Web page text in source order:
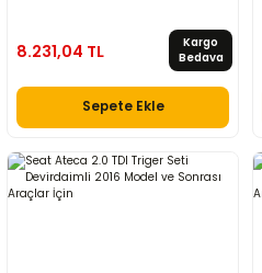
8.231,04 TL
Kargo
Bedava
Sepete Ekle